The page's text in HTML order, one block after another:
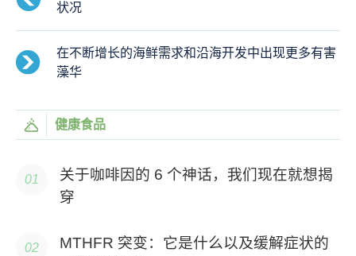
状况
在不断增长的海鲜需求和沿海开发中出现更多有害
藻华
健康食品
关于咖啡因的 6 个神话，我们现在就想揭
穿
MTHFR 突变：它是什么以及缓解症状的